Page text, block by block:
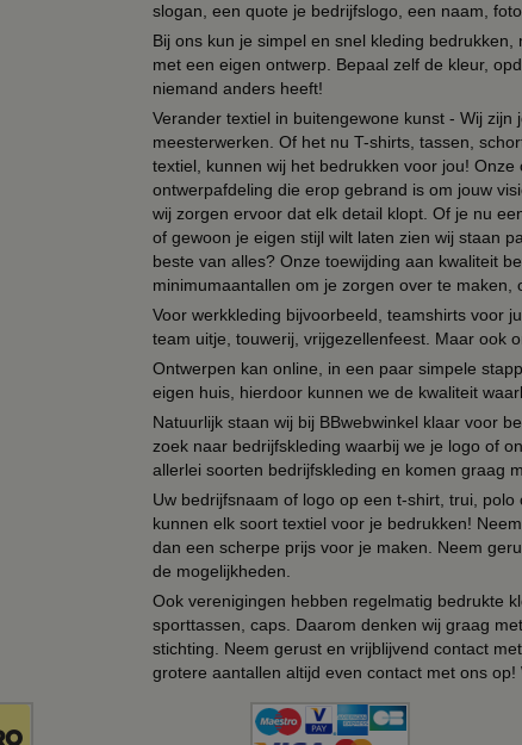
slogan, een quote je bedrijfslogo, een naam,
Bij ons kun je simpel en snel kleding
met een eigen ontwerp. Bepaal zelf de kleur,
niemand anders heeft!
Verander textiel in buitengewone kunst - Wij
meesterwerken. Of het nu T-shirts, tassen,
textiel, kunnen wij het bedrukken voor jou!
ontwerpafdeling die erop gebrand is om jouw
wij zorgen ervoor dat elk detail klopt. Of je nu
of gewoon je eigen stijl wilt laten zien wij staan
beste van alles? Onze toewijding aan kwaliteit
minimumaantallen om je zorgen over te
Voor werkkleding bijvoorbeeld, teamshirts voor
team uitje, touwerij, vrijgezellenfeest. Maar ook
Ontwerpen kan online, in een paar simpele
eigen huis, hierdoor kunnen we de kwaliteit
Natuurlijk staan wij bij BBwebwinkel klaar voor
zoek naar bedrijfskleding waarbij we je logo of
allerlei soorten bedrijfskleding en komen graag
Uw bedrijfsnaam of logo op een t-shirt, trui,
kunnen elk soort textiel voor je bedrukken!
dan een scherpe prijs voor je maken. Neem
de mogelijkheden.
Ook verenigingen hebben regelmatig bedrukte
sporttassen, caps. Daarom denken wij graag
stichting. Neem gerust en vrijblijvend contact
grotere aantallen altijd even contact met ons